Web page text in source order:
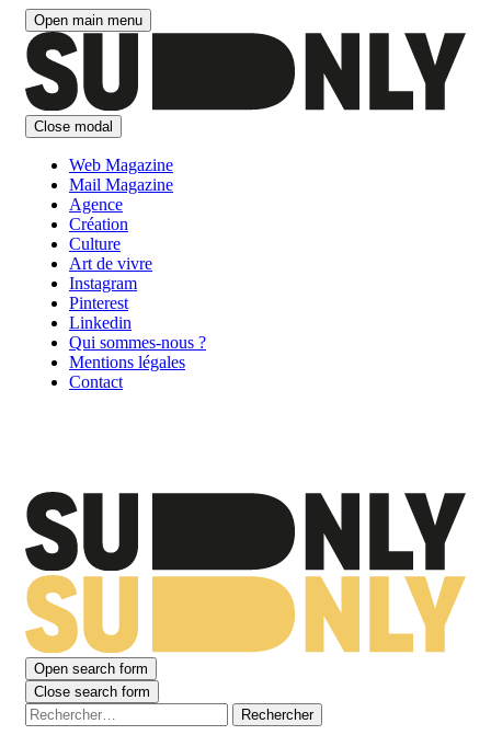
Aller
contenu
Open main menu
Close modal
Web Magazine
Mail Magazine
Agence
Création
Culture
Art de vivre
Instagram
Pinterest
Linkedin
Qui sommes-nous ?
Mentions légales
Contact
Open search form
Close search form
Rechercher :